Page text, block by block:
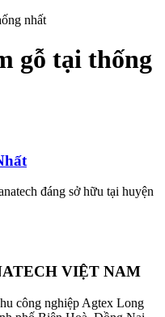
nhất
gỗ tại thống
đáng sở hữu tại huyện
VIỆT NAM
công nghiệp Agtex Long